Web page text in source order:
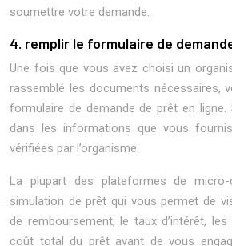
soumettre votre demande.
4. remplir le formulaire de
Une fois que vous avez choisi un
rassemblé les documents nécessaires,
formulaire de demande de prêt en
dans les informations que vous
vérifiées par l’organisme.
La plupart des plateformes de micro-
simulation de prêt qui vous permet de
de remboursement, le taux d’intérêt,
coût total du prêt avant de vous